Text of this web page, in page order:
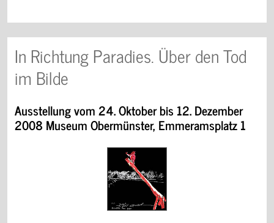
In Richtung Paradies. Über den Tod
im Bilde
Ausstellung vom 24. Oktober bis 12. Dezember
2008 Museum Obermünster, Emmeramsplatz 1